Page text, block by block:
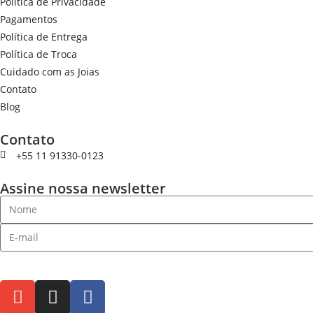
Pagamentos
Política de Entrega
Política de Troca
Cuidado com as Joias
Contato
Blog
Contato
+55 11 91330-0123
Assine nossa newsletter